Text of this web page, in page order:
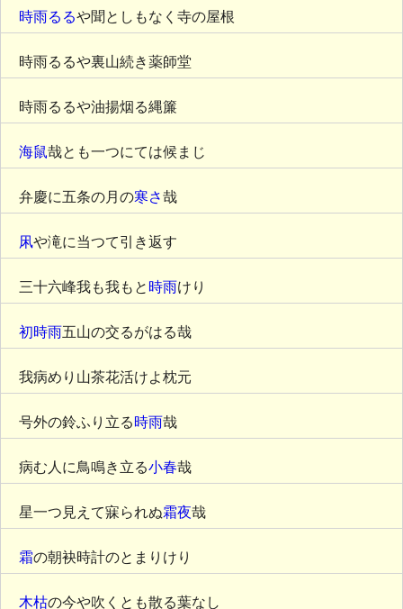
時雨るるや聞としもなく寺の屋根
時雨るるや裏山続き薬師堂
時雨るるや油揚烟る縄簾
海鼠哉とも一つにては候まじ
弁慶に五条の月の寒さ哉
凩や滝に当つて引き返す
三十六峰我も我もと 時雨けり
初時雨五山の交るがはる哉
我病めり山茶花活けよ枕元
号外の鈴ふり立る時雨哉
病む人に鳥鳴き立る小春哉
星一つ見えて寐られぬ霜夜哉
霜の朝袂時計のとまりけり
木枯の今や吹くとも散る葉なし